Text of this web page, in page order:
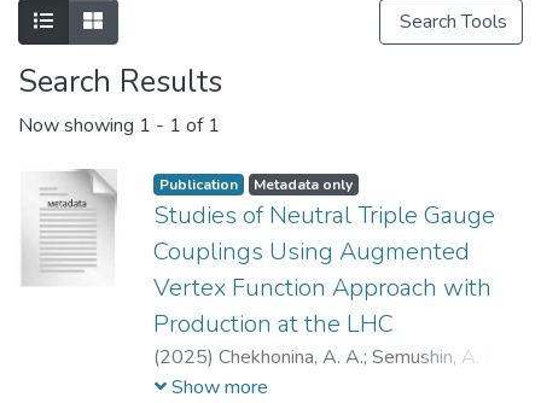
Search Tools
Search Results
Now showing 1 - 1 of 1
Publication Metadata only
Studies of Neutral Triple Gauge
Couplings Using Augmented
Vertex Function Approach with
Production at the LHC
(2025) Chekhonina, A. A.; Semushin, A. E.
Soldatov, E. Y.
Show more